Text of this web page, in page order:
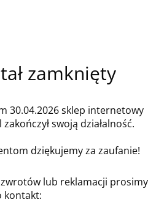
zamknięty
30.04.2026 sklep internetowy
swoją działalność.
dziękujemy za zaufanie!
lub reklamacji prosimy
kontakt: